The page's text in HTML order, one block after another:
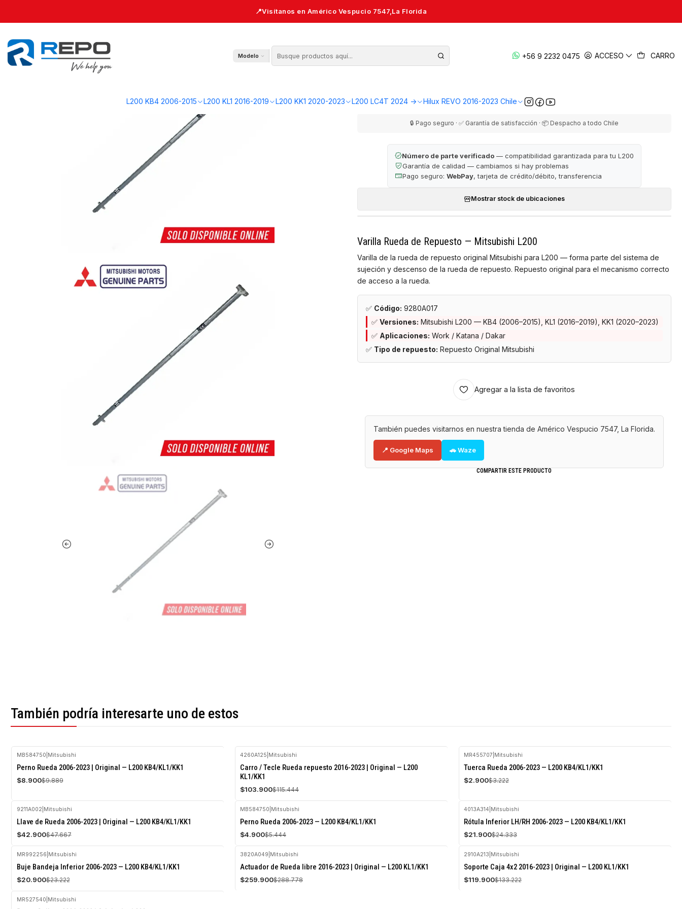
Modelo +56 9 2232 0475 ACCESO CARRO
L200 KB4 2006-2015 L200 KL1 2016-2019 L200 KK1 2020-2023 L200 LC4T 2024 -> Hilux REVO 2016-2023 Chile
Varilla Rueda de Repuesto 2006-2023 | Original — L200 KB4/KL1/KK1
Varilla Rueda de Repuesto 2006-2023 | Original — L200
Cantidad
🔒 Pago seguro · ✅ Garantía de satisfacción · 📦 Despacho a todo Chile
Número de parte verificado— compatibilidad garantizada para tu L200
Garantía de calidad — cambiamos si hay problemas
Pago seguro: WebPay, tarjeta de crédito/débito, transferencia
Mostrar stock de ubicaciones
Varilla Rueda de Repuesto — Mitsubishi L200
Varilla de la rueda de repuesto original Mitsubishi para L200 — forma parte del sistema de
sujeción y descenso de la rueda de repuesto. Repuesto original para el mecanismo correcto
de acceso a la rueda.
✅ Código: 9280A017
✅ Versiones: Mitsubishi L200 — KB4 (2006–2015), KL1 (2016–2019), KK1 (2020–2023)
✅ Aplicaciones: Work / Katana / Dakar
✅ Tipo de repuesto: Repuesto Original Mitsubishi
Agregar a la lista de favoritos
También puedes visitarnos en nuestra tienda de Américo Vespucio 7547, La Florida.
📍 Google Maps 🚗 Waze
COMPARTIR ESTE PRODUCTO
También podría interesarte uno de estos
-10%
OFF
MB584750 Mitsubishi
Perno Rueda 2006-2023 | Original — L200 KB4/KL1/KK1
$8.900$9.889
-10%
OFF
4260A125 Mitsubishi
Carro / Tecle Rueda repuesto 2016-2023 | Original — L200
KL1/KK1
$103.900$115.444
-10%
OFF
MR455707 Mitsubishi
Tuerca Rueda 2006-2023 — L200 KB4/KL1/KK1
$2.900$3.222
-10%
OFF
Agotado
9211A002 Mitsubishi
Llave de Rueda 2006-2023 | Original — L200 KB4/KL1/KK1
$42.900$47.667
-10%
OFF
MB584750 Mitsubishi
Perno Rueda 2006-2023 — L200 KB4/KL1/KK1
$4.900$5.444
-10%
OFF
4013A314 Mitsubishi
Rótula Inferior LH/RH 2006-2023 — L200 KB4/KL1/KK1
$21.900$24.333
-10%
OFF
MR992256 Mitsubishi
Buje Bandeja Inferior 2006-2023 — L200 KB4/KL1/KK1
$20.900$23.222
-10%
OFF
Agotado
3820A049 Mitsubishi
Actuador de Rueda libre 2016-2023 | Original — L200 KL1/KK1
$259.900$288.778
-10%
OFF
Agotado
2910A213 Mitsubishi
Soporte Caja 4x2 2016-2023 | Original — L200 KL1/KK1
$119.900$133.222
MR5 27540 Mitsubishi